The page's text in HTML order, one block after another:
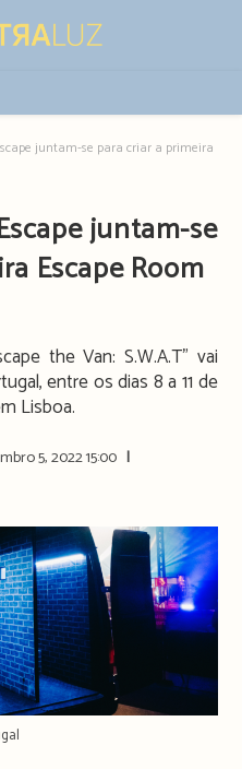
juntam-se para criar a primeira
juntam-se
Escape Room
the Van: S.W.A.T” vai
entre os dias 8 a 11 de
Lisboa.
5, 2022 15:00